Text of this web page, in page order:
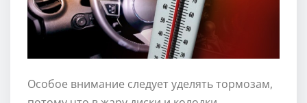
Особое внимание следует уделять тормозам,